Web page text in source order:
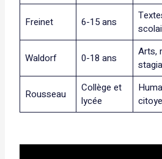
Freinet 6-15 ans
Waldorf 0-18 ans
Arts,
Rousseau
Collège et
lycée